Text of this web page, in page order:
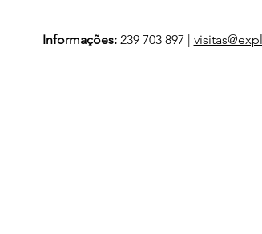
Informações: 239 703 897 |